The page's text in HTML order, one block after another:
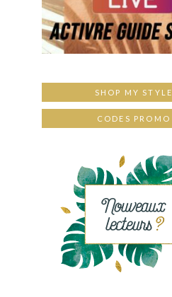
SHOP MY STYLE
CODES PROMO